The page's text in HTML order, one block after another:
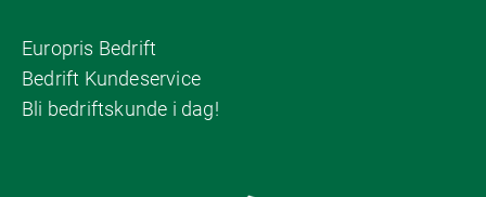
Europris Bedrift
Bedrift Kundeservice
Bli bedriftskunde i dag!